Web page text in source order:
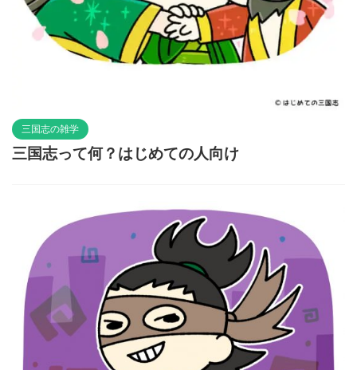
三国志の雑学
三国志って何？はじめての人向け